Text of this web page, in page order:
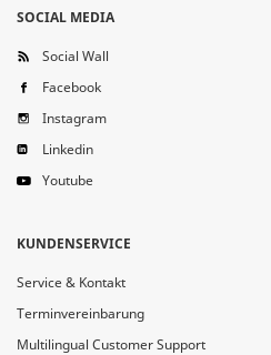
SOCIAL MEDIA
Social Wall
Facebook
Instagram
Linkedin
Youtube
KUNDENSERVICE
Service & Kontakt
Terminvereinbarung
Multilingual Customer Support